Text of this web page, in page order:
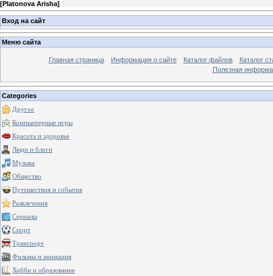
[Platonova Arisha]
Вход на сайт
Меню сайта
Главная страница Информация о сайте Каталог файлов
Каталог
Полезная
Categories
Другое
Компьютерные игры
Красота и здоровье
Люди и блоги
Музыка
Общество
Путешествия и события
Развлечения
Сериалы
Спорт
Транспорт
Фильмы и анимация
Хобби и образование